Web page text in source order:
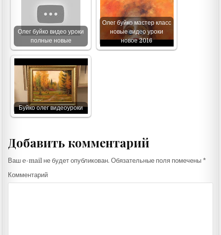
Олег буйко видео уроки
полные новые
Олег буйко мастер класс
новые видео уроки
новое 2016
Буйко олег видеоуроки
Добавить комментарий
Ваш e-mail не будет опубликован. Обязательные поля помечены *
Комментарий